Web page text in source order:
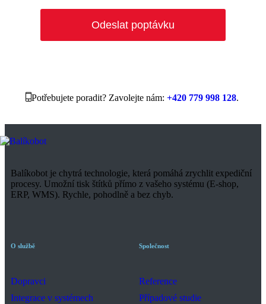
Odeslat poptávku
left
Potřebujete poradit? Zavolejte nám: +420 779 998 128.
Balíkobot je chytrá technologie, která pomáhá zrychlit expediční
procesy. Umožní tisk štítků přímo z vašeho systému (E-shop,
ERP, WMS). Rychle, pohodlně a bez chyb.
O službě
Dopravci
Integrace v systémech
Společnost
Reference
Případové studie